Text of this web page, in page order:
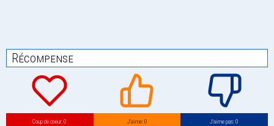
Récompense
Coup de coeur: 0 J’aime: 0 J’aime pas: 0